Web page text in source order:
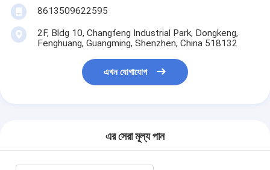
8613509622595
2F, Bldg 10, Changfeng Industrial Park, Dongkeng,
Fenghuang, Guangming, Shenzhen, China 518132
এখন যোগাযোগ
এর সেরা মূল্য পান